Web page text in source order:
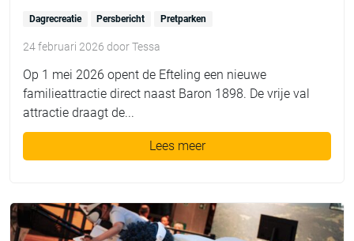
Dagrecreatie Persbericht Pretparken
24 februari 2026 doorTessa
Op 1 mei 2026 opent de Efteling een nieuwe
familieattractie direct naast Baron 1898. De vrije val
attractie draagt de...
Lees meer